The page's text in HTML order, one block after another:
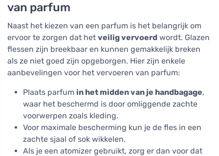
van parfum
Naast het kiezen van een parfum is het belangrijk om
ervoor te zorgen dat het veilig vervoerd wordt. Glazen
flessen zijn breekbaar en kunnen gemakkelijk breken
als ze niet goed zijn opgeborgen. Hier zijn enkele
aanbevelingen voor het vervoeren van parfum:
Plaats parfum in het midden van je handbagage,
waar het beschermd is door omliggende zachte
voorwerpen zoals kleding.
Voor maximale bescherming kun je de fles in een
zachte sjaal of sok wikkelen.
Als je een atomizer gebruikt, zorg er dan voor dat